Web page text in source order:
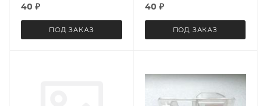
40 ₽
ПОД ЗАКАЗ
40 ₽
ПОД ЗАКАЗ